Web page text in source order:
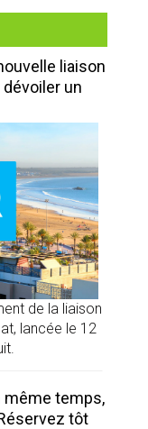
liaison
un
de la liaison
lancée le 12
même temps,
tôt